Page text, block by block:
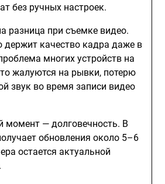
без ручных настроек.
разница при съемке видео.
держит качество кадра даже в
многих устройств на
жалуются на рывки, потерю
звук во время записи видео
момент — долговечность. В
обновления около 5–6
остается актуальной